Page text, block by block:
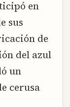
en
sus
de
del azul
un
cerusa